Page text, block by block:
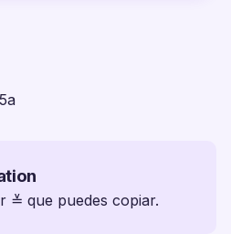
≚ que puedes copiar.